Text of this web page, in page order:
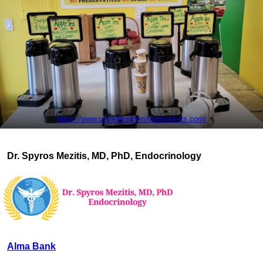
https://www.unitedbrothersfruitmarkets.com/
Dr. Spyros Mezitis, MD, PhD, Endocrinology
Alma Bank